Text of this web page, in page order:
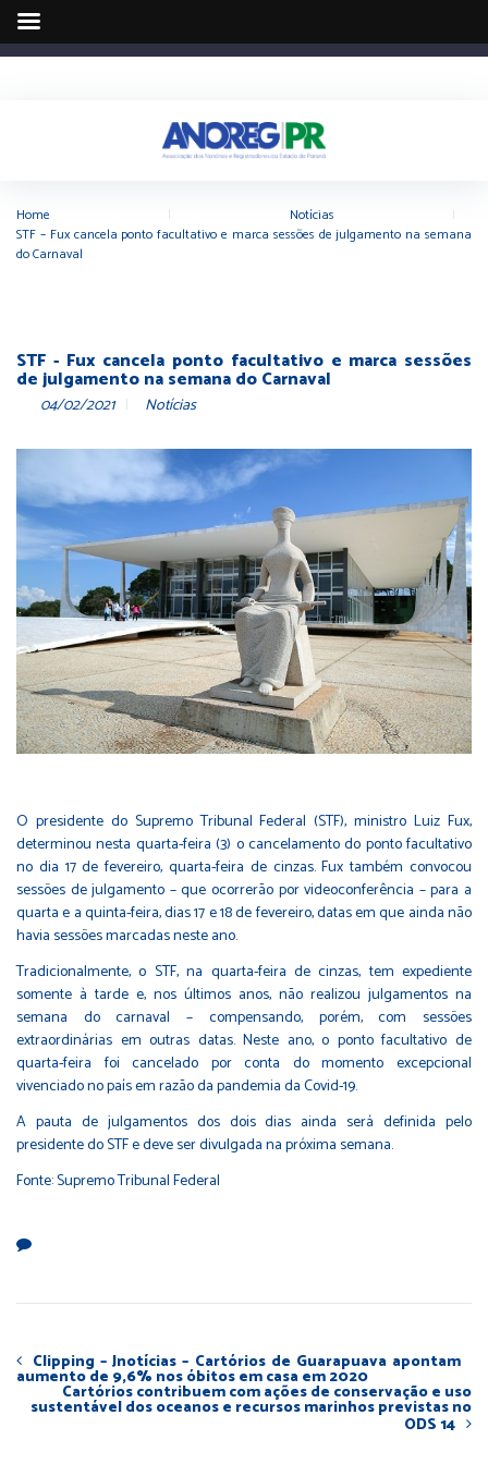
Home Notícias
STF – Fux cancela ponto facultativo e marca sessões de julgamento na semana
do Carnaval
STF - Fux cancela ponto facultativo e marca sessões
de julgamento na semana do Carnaval
04/02/2021 Notícias
O presidente do Supremo Tribunal Federal (STF), ministro Luiz Fux,
determinou nesta quarta-feira (3) o cancelamento do ponto facultativo
no dia 17 de fevereiro, quarta-feira de cinzas. Fux também convocou
sessões de julgamento – que ocorrerão por videoconferência – para a
quarta e a quinta-feira, dias 17 e 18 de fevereiro, datas em que ainda não
havia sessões marcadas neste ano.
Tradicionalmente, o STF, na quarta-feira de cinzas, tem expediente
somente à tarde e, nos últimos anos, não realizou julgamentos na
semana do carnaval – compensando, porém, com sessões
extraordinárias em outras datas. Neste ano, o ponto facultativo de
quarta-feira foi cancelado por conta do momento excepcional
vivenciado no país em razão da pandemia da Covid-19.
A pauta de julgamentos dos dois dias ainda será definida pelo
presidente do STF e deve ser divulgada na próxima semana.
Fonte: Supremo Tribunal Federal
Clipping – Jnotícias – Cartórios de Guarapuava apontam
aumento de 9,6% nos óbitos em casa em 2020
Cartórios contribuem com ações de conservação e uso
sustentável dos oceanos e recursos marinhos previstas no
ODS 14